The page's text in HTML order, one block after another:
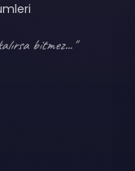
bitmez..."